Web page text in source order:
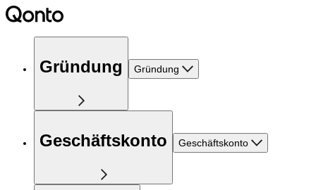
Gründung Gründung
Geschäftskonto Geschäftskonto